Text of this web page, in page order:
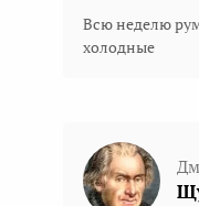
Всю неделю
холодные